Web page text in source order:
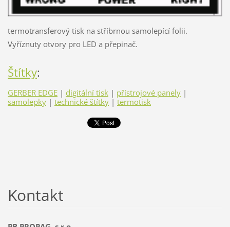
termotransferový tisk na stříbrnou samolepící folii.
Vyříznuty otvory pro LED a přepinač.
Štítky:
GERBER EDGE | digitální tisk | přístrojové panely |
samolepky | technické štítky | termotisk
Kontakt